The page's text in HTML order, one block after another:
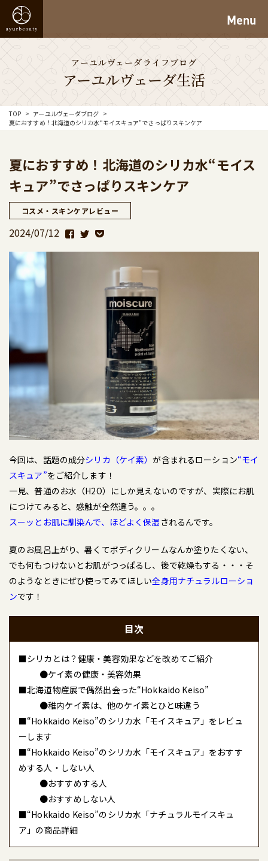
Menu
アーユルヴェーダライフブログ
アーユルヴェーダ生活
TOP
アーユルヴェーダブログ
夏におすすめ！北海道のシリカ水“モイスキュア”でさっぱりスキンケア
夏におすすめ！北海道のシリカ水“モイス
キュア”でさっぱりスキンケア
コスメ・スキンケアレビュー
2024/07/12
今回は、話題の成分シリカ（ケイ素）が含まれるローション“モイ
スキュア”をご紹介します！
一見、普通のお水（H2O）にしか見えないのですが、実際にお肌
につけてみると、感触が全然違う。。。
スーッとお肌に馴染んで、ほどよく保湿 されるんです。
夏のお風呂上がり、暑くてボディクリームなんか塗りたくない、
でも何もつけないとお肌がつっぱるし、後で乾燥もする・・・そ
のようなときにぜひ使ってみてほしい全身用ナチュラルローショ
ンです！
目次
■シリカとは？健康・美容効果などを改めてご紹介
●ケイ素の健康・美容効果
■北海道物産展で偶然出会った“Hokkaido Keiso”
●稚内ケイ素は、他のケイ素とひと味違う
■“Hokkaido Keiso”のシリカ水「モイスキュア」をレビュ
ーします
■“Hokkaido Keiso”のシリカ水「モイスキュア」をおすす
めする人・しない人
●おすすめする人
●おすすめしない人
■“Hokkaido Keiso”のシリカ水「ナチュラルモイスキュ
ア」の商品詳細